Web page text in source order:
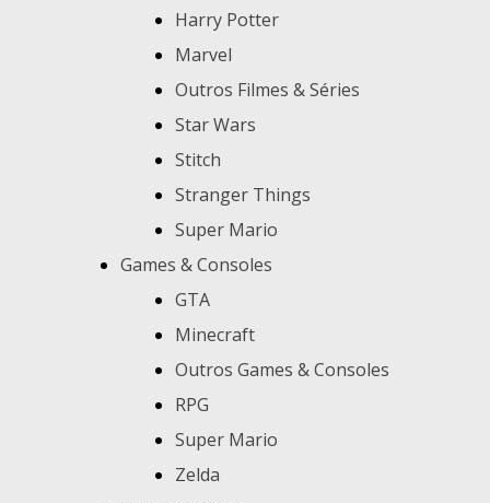
Harry Potter
Marvel
Outros Filmes & Séries
Star Wars
Stitch
Stranger Things
Super Mario
Games & Consoles
GTA
Minecraft
Outros Games & Consoles
RPG
Super Mario
Zelda